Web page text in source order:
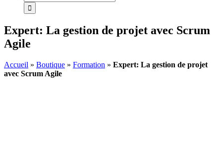
Expert: La gestion de projet avec Scrum
Agile
Accueil » Boutique » Formation » Expert: La gestion de projet
avec Scrum Agile